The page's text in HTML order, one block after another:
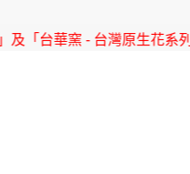
原生花系列 直身杯組」獲